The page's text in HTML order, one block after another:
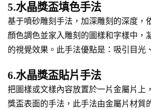
5.水晶獎盃填色手法
基于噴砂雕刻手法，加深雕刻的深度，
顏色調色並家入雕刻的圖樣和字樣中，
的視覺效果。此手法優點是：吸引目光
6.水晶獎盃貼片手法
把圖樣或文樣內容放置於一片金屬片上
獎盃表面的手法，此手法由金屬片材質